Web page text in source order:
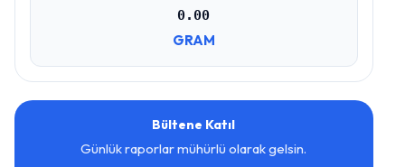
0.00
GRAM
Bültene Katıl
Günlük raporlar mühürlü olarak gelsin.